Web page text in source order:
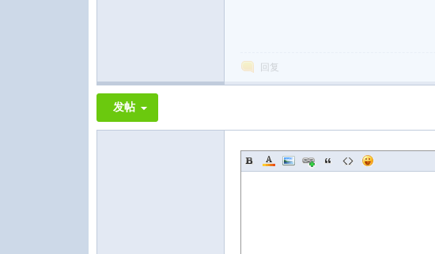
回复
发帖